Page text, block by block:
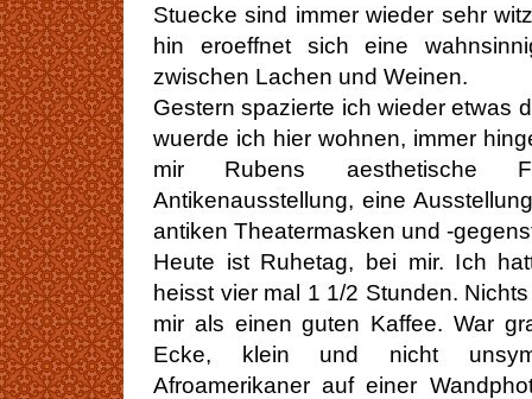
Stuecke sind immer wieder sehr
hin eroeffnet sich eine
zwischen Lachen und Weinen.
Gestern spazierte ich wieder etwas
wuerde ich hier wohnen, immer
mir Rubens aesthetische
Antikenausstellung, eine
antiken Theatermasken und -
Heute ist Ruhetag, bei mir. Ich
heisst vier mal 1 1/2 Stunden.
mir als einen guten Kaffee. War
Ecke, klein und nicht
Afroamerikaner auf einer